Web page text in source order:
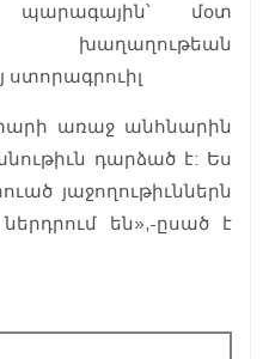
պարագային՝ մօտ
տարի առաջ անհնարին
դարձած է: Ես
յաջողութիւններն
են»,-ըսած է